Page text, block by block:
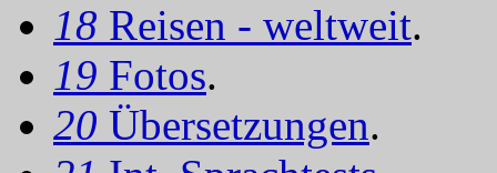
18 Reisen - weltweit.
19 Fotos.
20 Übersetzungen.